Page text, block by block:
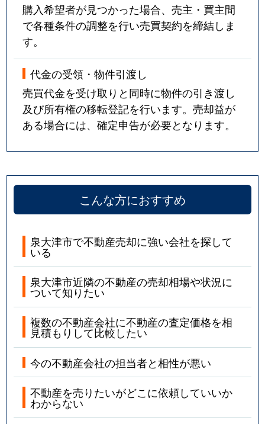
購入希望者が見つかった場合、売主・買主間
で各種条件の調整を行い売買契約を締結しま
す。
代金の受領・物件引渡し
売買代金を受け取りと同時に物件の引き渡し
及び所有権の移転登記を行います。売却益が
ある場合には、確定申告が必要となります。
こんな方におすすめ
泉大津市で不動産売却に強い会社を探して
いる
泉大津市近隣の不動産の売却相場や状況に
ついて知りたい
複数の不動産会社に不動産の査定価格を相
見積もりして比較したい
今の不動産会社の担当者と相性が悪い
不動産を売りたいがどこに依頼していいか
わからない